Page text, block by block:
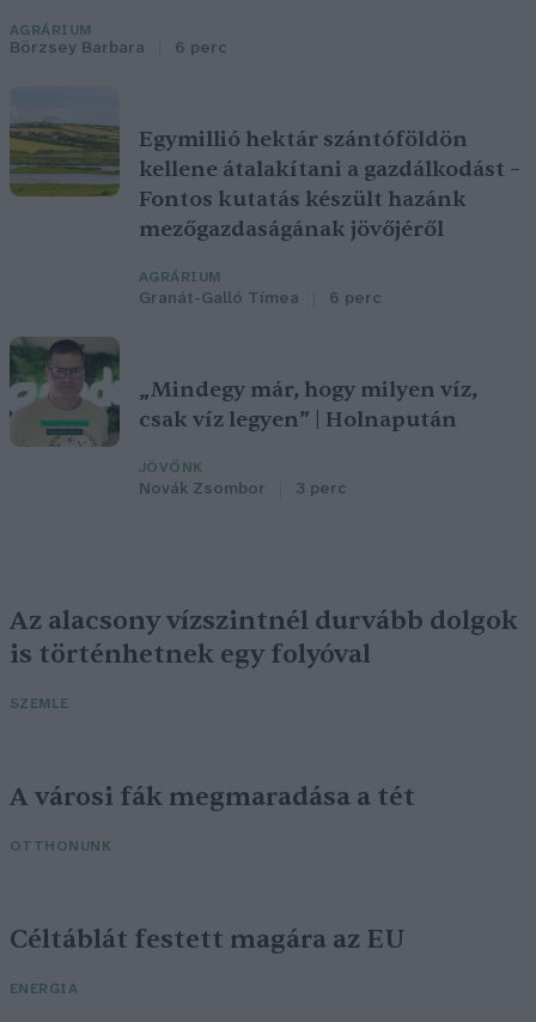
AGRÁRIUM
Börzsey Barbara 6 perc
Egymillió hektár szántóföldön
kellene átalakítani a gazdálkodást –
Fontos kutatás készült hazánk
mezőgazdaságának jövőjéről
AGRÁRIUM
Granát-Galló Tímea 6 perc
„Mindegy már, hogy milyen víz,
csak víz legyen” | Holnapután
JÖVŐNK
Novák Zsombor 3 perc
Az alacsony vízszintnél durvább dolgok
is történhetnek egy folyóval
SZEMLE
A városi fák megmaradása a tét
OTTHONUNK
Céltáblát festett magára az EU
ENERGIA